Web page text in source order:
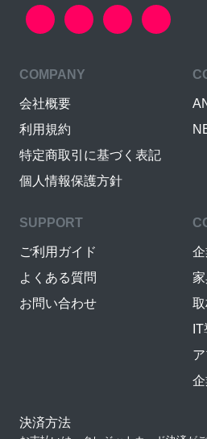
COMPANY
会社概要
利用規約
特定商取引に基づく表記
個人情報保護方針
SUPPORT
ご利用ガイド
よくある質問
お問い合わせ
決済方法